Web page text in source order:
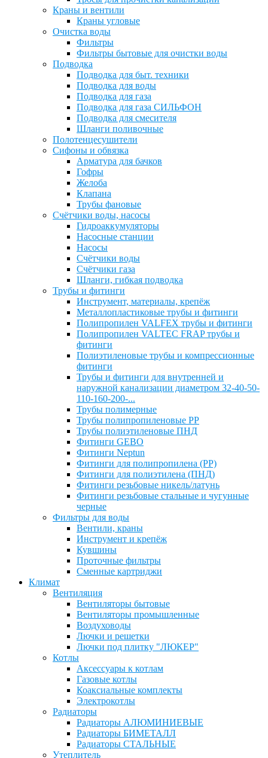
Краны и вентили
Краны угловые
Очистка воды
Фильтры
Фильтры бытовые для очистки воды
Подводка
Подводка для быт. техники
Подводка для воды
Подводка для газа
Подводка для газа СИЛЬФОН
Подводка для смесителя
Шланги поливочные
Полотенцесушители
Сифоны и обвязка
Арматура для бачков
Гофры
Желоба
Клапана
Трубы фановые
Счётчики воды, насосы
Гидроаккумуляторы
Насосные станции
Насосы
Счётчики воды
Счётчики газа
Шланги, гибкая подводка
Трубы и фитинги
Инструмент, материалы, крепёж
Металлопластиковые трубы и фитинги
Полипропилен VALFEX трубы и фитинги
Полипропилен VALTEC FRAP трубы и
фитинги
Полиэтиленовые трубы и компрессионные
фитинги
Трубы и фитинги для внутренней и
наружной канализации диаметром 32-40-50-
110-160-200-...
Трубы полимерные
Трубы полипропиленовые PP
Трубы полиэтиленовые ПНД
Фитинги GEBO
Фитинги Neptun
Фитинги для полипропилена (PP)
Фитинги для полиэтилена (ПНД)
Фитинги резьбовые никель/латунь
Фитинги резьбовые стальные и чугунные
черные
Фильтры для воды
Вентили, краны
Инструмент и крепёж
Кувшины
Проточные фильтры
Сменные картриджи
Климат
Вентиляция
Вентиляторы бытовые
Вентиляторы промышленные
Воздуховоды
Лючки и решетки
Лючки под плитку "ЛЮКЕР"
Котлы
Аксессуары к котлам
Газовые котлы
Коаксиальные комплекты
Электрокотлы
Радиаторы
Радиаторы АЛЮМИНИЕВЫЕ
Радиаторы БИМЕТАЛЛ
Радиаторы СТАЛЬНЫЕ
Утеплитель